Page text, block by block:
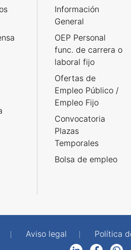
Información
General
OEP Personal
func. de carrera o
laboral fijo
Ofertas de
Empleo Público /
Empleo Fijo
Convocatoria
Plazas
Temporales
Bolsa de empleo
Aviso legal Política